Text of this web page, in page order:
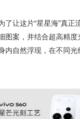
了让这片“星星海”真
图案，并结合超高精
内自然浮现，在不同